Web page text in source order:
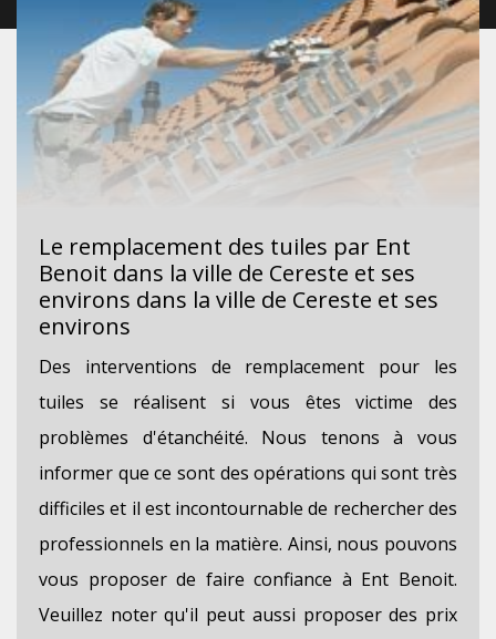
Le remplacement des tuiles par Ent
Benoit dans la ville de Cereste et ses
environs dans la ville de Cereste et ses
environs
Des interventions de remplacement pour les
tuiles se réalisent si vous êtes victime des
problèmes d'étanchéité. Nous tenons à vous
informer que ce sont des opérations qui sont très
difficiles et il est incontournable de rechercher des
professionnels en la matière. Ainsi, nous pouvons
vous proposer de faire confiance à Ent Benoit.
Veuillez noter qu'il peut aussi proposer des prix